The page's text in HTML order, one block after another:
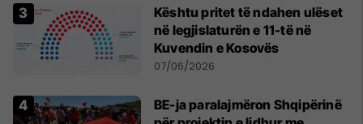
Kështu pritet të ndahen ulëset
në legjislaturën e 11-të në
Kuvendin e Kosovës
07/06/2026
BE-ja paralajmëron Shqipërinë